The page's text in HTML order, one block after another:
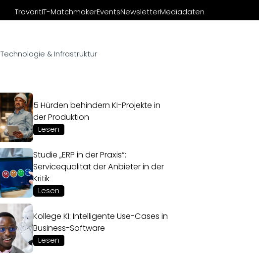
TrovaritIT-MatchmakerEventsNewsletterMediadaten
Technologie & Infrastruktur
5 Hürden behindern KI-Projekte in
der Produktion
Lesen
Studie „ERP in der Praxis“:
Servicequalität der Anbieter in der
Kritik
Lesen
Kollege KI: Intelligente Use-Cases in
Business-Software
Lesen